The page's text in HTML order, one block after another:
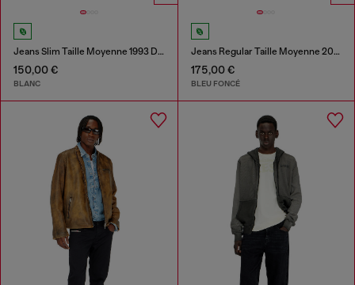
Jeans Slim Taille Moyenne 1993 D-Vyl
150,00 €
BLANC
Jeans Regular Taille Moyenne 2023 D-Finitive
175,00 €
BLEU FONCÉ